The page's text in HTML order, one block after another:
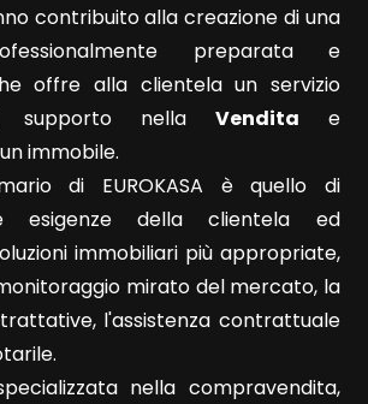
contribuito alla creazione di una
preparata e
offre alla clientela un servizio
supporto nella Vendita e
immobile.
di EUROKASA è quello di
esigenze della clientela ed
immobiliari più appropriate,
mirato del mercato, la
l'assistenza contrattuale
nella compravendita,